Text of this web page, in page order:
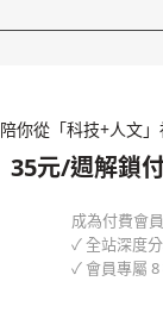
陪你從「科技+人文
35元/週解鎖
成為付費會
✓ 全站深度
✓ 會員專屬